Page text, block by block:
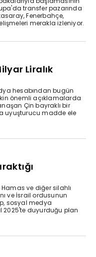
transfer pazarında
Fenerbahçe,
merakla izleniyor.
Liralık
hesabından bugün
önemli açıklamalarda
Çin bayraklı bir
uyuşturucu madde ele
ve diğer silahlı
ve İsrail ordusunun
sosyal medya
2025'te duyurduğu plan